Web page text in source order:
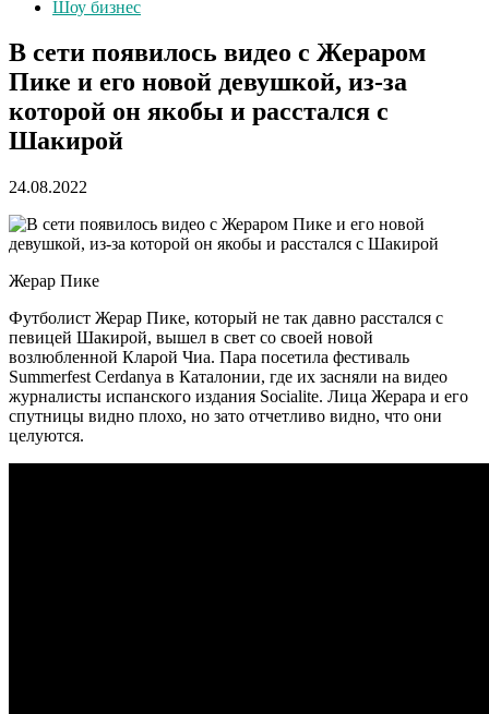
Шоу бизнес
В сети появилось видео с Жераром
Пике и его новой девушкой, из-за
которой он якобы и расстался с
Шакирой
24.08.2022
Жерар Пике
Футболист Жерар Пике, который не так давно расстался с
певицей Шакирой, вышел в свет со своей новой
возлюбленной Кларой Чиа. Пара посетила фестиваль
Summerfest Cerdanya в Каталонии, где их засняли на видео
журналисты испанского издания Socialite. Лица Жерара и его
спутницы видно плохо, но зато отчетливо видно, что они
целуются.